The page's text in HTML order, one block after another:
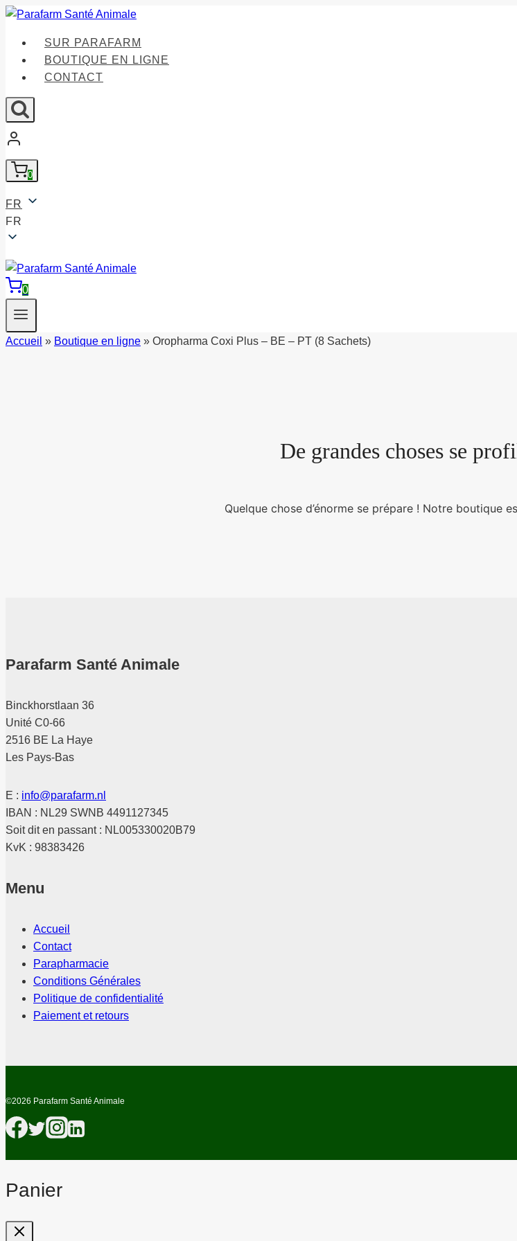
Doorgaan
inhoud
SUR PARAFARM
BOUTIQUE EN LIGNE
CONTACT
0
FR
FR
0
Accueil » Boutique en ligne » Oropharma Coxi Plus – BE – PT (8 Sachets)
De grandes choses se
Quelque chose d’énorme se prépare ! Notre boutique
Parafarm Santé Animale
Binckhorstlaan 36
Unité C0-66
2516 BE La Haye
Les Pays-Bas
E : info@parafarm.nl
IBAN : NL29 SWNB 4491127345
Soit dit en passant : NL005330020B79
KvK : 98383426
Menu
Accueil
Contact
Parapharmacie
Conditions Générales
Politique de confidentialité
Paiement et retours
©2026 Parafarm Santé Animale
Panier